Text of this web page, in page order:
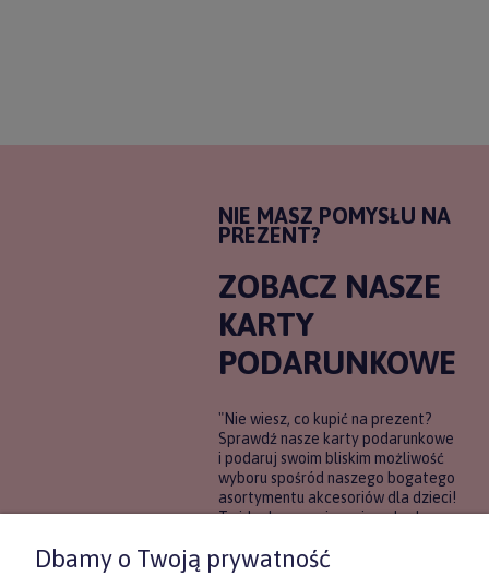
NIE MASZ POMYSŁU NA
PREZENT?
ZOBACZ NASZE
KARTY
PODARUNKOWE
"Nie wiesz, co kupić na prezent?
Sprawdź nasze karty podarunkowe
i podaruj swoim bliskim możliwość
wyboru spośród naszego bogatego
asortymentu akcesoriów dla dzieci!
To idealne rozwiązanie, gdy chcesz
pewności, co będzie najbardziej
Dbamy o Twoją prywatność